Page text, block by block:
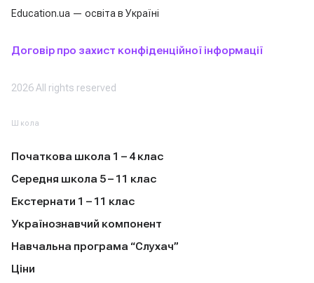
Education.ua — освіта в Україні
Договір про захист конфіденційної інформації
2026 All rights reserved
Школа
Початкова школа 1 – 4 клас
Середня школа 5 – 11 клас
Екстернати 1 – 11 клас
Українознавчий компонент
Навчальна програма “Слухач”
Ціни